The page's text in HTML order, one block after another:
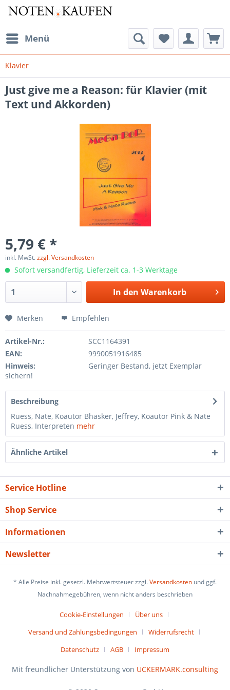
Menü
Klavier
Just give me a Reason: für Klavier (mit
Text und Akkorden)
5,79 € *
inkl. MwSt.zzgl. Versandkosten
Sofort versandfertig, Lieferzeit ca. 1-3 Werktage
In den Warenkorb
Merken Empfehlen
Artikel-Nr.:
SCC1164391
EAN:
9990051916485
Hinweis:
Geringer Bestand, jetzt Exemplar
sichern!
Beschreibung
Ruess, Nate, Koautor Bhasker, Jeffrey, Koautor Pink & Nate
Ruess, Interpreten mehr
Ähnliche Artikel
Service Hotline
Shop Service
Informationen
Newsletter
* Alle Preise inkl. gesetzl. Mehrwertsteuer zzgl.Versandkosten und ggf.
Nachnahmegebühren, wenn nicht anders beschrieben
Cookie-Einstellungen
Über uns
Versand und Zahlungsbedingungen
Widerrufsrecht
Datenschutz
AGB Impressum
Mit freundlicher Unterstützung von UCKERMARK.consulting